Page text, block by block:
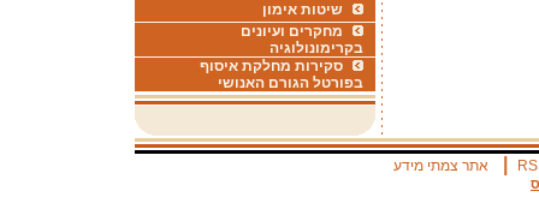
שיטות אימון
מחקרים ועיונים
בקרימונולוגיה
סקירות מחלקת איסוף
בפורטל הגורם האנושי
אתר צמתי מידע